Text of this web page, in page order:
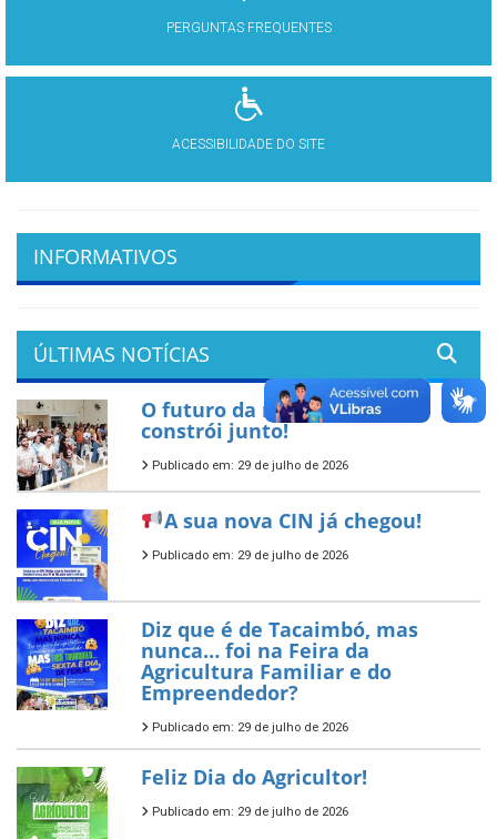
PERGUNTAS FREQUENTES
ACESSIBILIDADE DO SITE
INFORMATIVOS
ÚLTIMAS NOTÍCIAS
O futuro da nossa cidade se
constrói junto!
Publicado em: 29 de julho de 2026
A sua nova CIN já chegou!
Publicado em: 29 de julho de 2026
Diz que é de Tacaimbó, mas
nunca… foi na Feira da
Agricultura Familiar e do
Empreendedor?
Publicado em: 29 de julho de 2026
Feliz Dia do Agricultor!
Publicado em: 29 de julho de 2026